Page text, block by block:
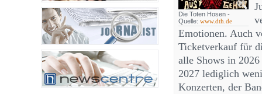
Die Toten Hosen -
Quelle: www.dth.de
Emotionen. Auch
Ticketverkauf für
alle Shows in
2027 lediglich
Konzerten, der